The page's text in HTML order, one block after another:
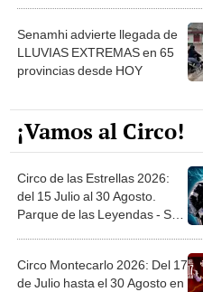
Senamhi advierte llegada de
LLUVIAS EXTREMAS en 65
provincias desde HOY
¡Vamos al Circo!
Circo de las Estrellas 2026:
del 15 Julio al 30 Agosto.
Parque de las Leyendas - San
Circo Montecarlo 2026: Del 17
de Julio hasta el 30 Agosto en